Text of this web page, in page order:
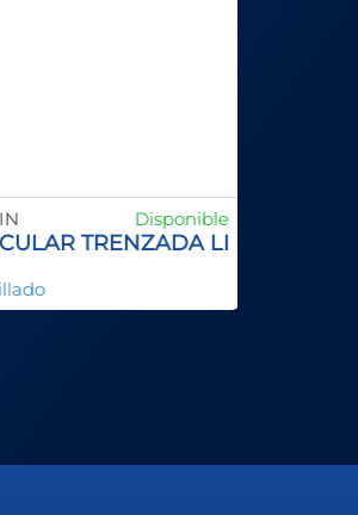
Disponible
TRENZADA LINEA